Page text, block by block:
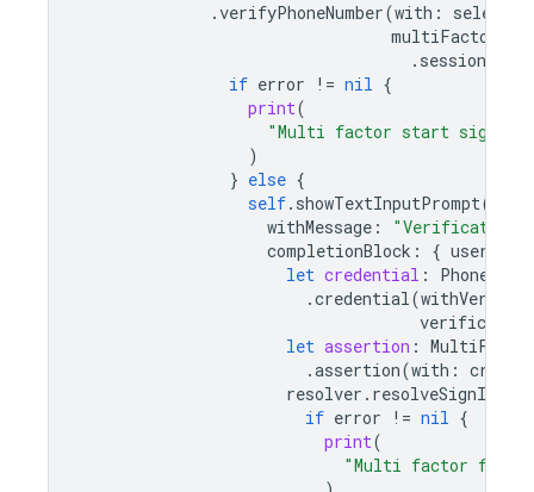
.verifyPhoneNumber(with :
. session
if error != nil {
print(
"Multi factor start sign
)
} else {
self. showTextInputPrompt(
withMessage :
"Verification
completionBlock : {
let credential :
.credential(
let assertion :
.assertion(with :
resolver . resolveSignIn
if error != nil {
print(
"Multi factor